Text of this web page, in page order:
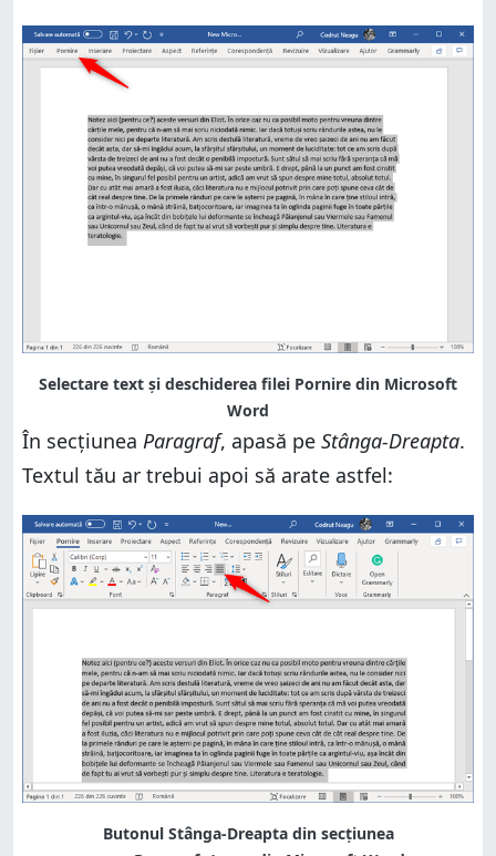
Selectare text și deschiderea filei Pornire din Microsoft
Word
În secțiunea Paragraf, apasă pe Stânga-Dreapta.
Textul tău ar trebui apoi să arate astfel:
Butonul Stânga-Dreapta din secțiunea